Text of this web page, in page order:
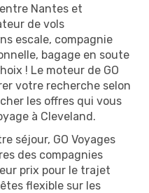
Nantes et
de vols
escale, compagnie
bagage en soute
! Le moteur de GO
votre recherche selon
les offres qui vous
à Cleveland.
séjour, GO Voyages
des compagnies
prix pour le trajet
flexible sur les